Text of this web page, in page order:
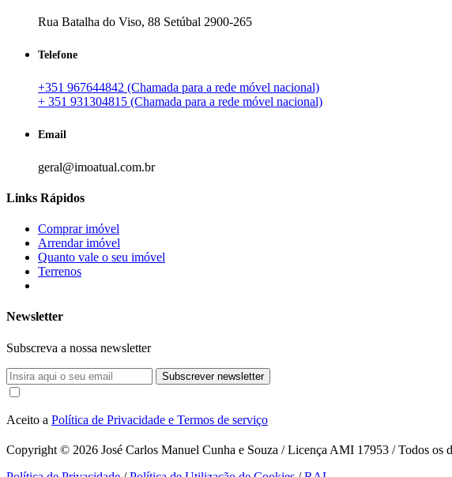
Rua Batalha do Viso, 88 Setúbal 2900-265
Telefone
+351 967644842 (Chamada para a rede móvel nacional)
+ 351 931304815 (Chamada para a rede móvel nacional)
Email
geral@imoatual.com.br
Links Rápidos
Comprar imóvel
Arrendar imóvel
Quanto vale o seu imóvel
Terrenos
Newsletter
Subscreva a nossa newsletter
Subscrever newsletter
Aceito a Política de Privacidade e Termos de serviço
Copyright © 2026 José Carlos Manuel Cunha e Souza / Licença AMI 17953 / Todos os